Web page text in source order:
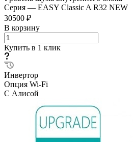
Серия — EASY Classic A R32 NEW
30500 ₽
В корзину
Купить в 1 клик
Инвертор
Опция Wi-Fi
С Алисой